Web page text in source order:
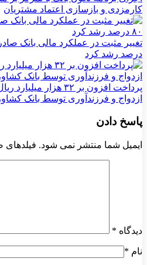
کارمزدی و بازسازی اعتماد مشتریان
درصد رشد کرد
پرداخت افزون بر ۳۲
ازدواج و فرزندآوری توسط بانک
پاسخ دادن
ایمیل شما منتشر نمی شود. فیلدهای
دیدگاه *
نام *